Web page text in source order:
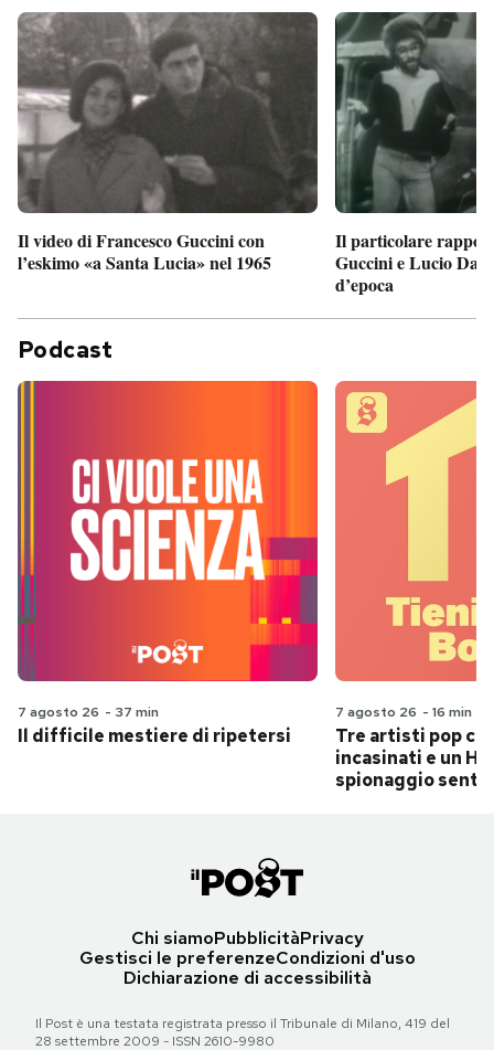
Il video di Francesco Guccini con
l’eskimo «a Santa Lucia» nel 1965
Il particolare
Guccini e Lucio
d’epoca
Podcast
7 agosto 26 - 37 min
Il difficile mestiere di ripetersi
7 agosto 26 - 16 min
Tre artisti pop
incasinati e un
spionaggio
Chi siamoPubblicitàPrivacy
Gestisci le preferenzeCondizioni d'uso
Dichiarazione di accessibilità
Il Post è una testata registrata presso il Tribunale di Milano, 419 del
28 settembre 2009 - ISSN 2610-9980